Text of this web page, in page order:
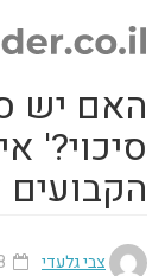
האם יש
סיכוי?'
הקבועים
צבי גלעדי